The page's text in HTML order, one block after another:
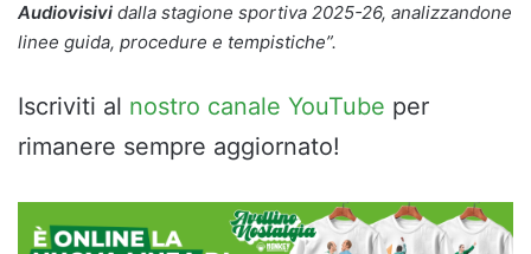
Audiovisivi dalla stagione sportiva 2025-26, analizzandone
linee guida, procedure e tempistiche”.
Iscriviti al nostro canale YouTube per
rimanere sempre aggiornato!